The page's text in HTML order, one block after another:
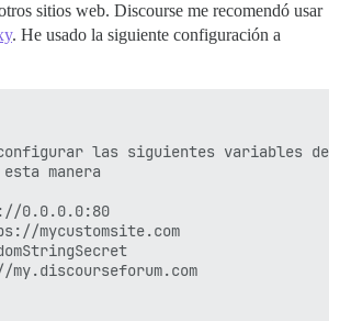
sitios web. Discourse me recomendó usar
. He usado la siguiente configuración a
las siguientes variables de
manera
0.0.0.0:80
mycustomsite.com
my.discourseforum.com